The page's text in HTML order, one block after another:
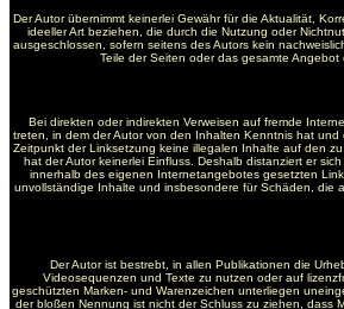
Der Autor übernimmt keinerlei Gewähr für die Aktualität,
ideeller Art beziehen, die durch die Nutzung oder
ausgeschlossen, sofern seitens des Autors kein
Teile der Seiten oder das gesamte
Bei direkten oder indirekten Verweisen auf fremde
treten, in dem der Autor von den Inhalten Kenntnis hat und
Zeitpunkt der Linksetzung keine illegalen Inhalte auf den
hat der Autor keinerlei Einfluss. Deshalb distanziert er
innerhalb des eigenen Internetangebotes gesetzten
unvollständige Inhalte und insbesondere für Schäden, die
Der Autor ist bestrebt, in allen Publikationen die
Videosequenzen und Texte zu nutzen oder auf
geschützten Marken- und Warenzeichen unterliegen
der bloßen Nennung ist nicht der Schluss zu ziehen, dass